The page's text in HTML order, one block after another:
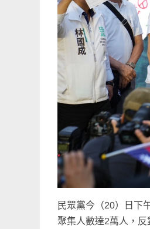
民眾黨今（20）日下
聚集人數達2萬人，